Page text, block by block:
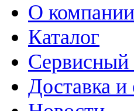
О компании
Каталог
Сервисный
Доставка и